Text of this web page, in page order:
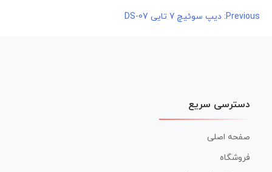
راهبری
Previous: دیپ سوئیچ 7 تایی DS-07
دسترسی سریع
صفحه اصلی
فروشگاه